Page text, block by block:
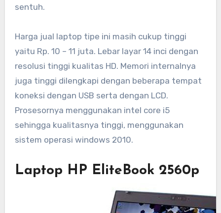
sentuh.
Harga jual laptop tipe ini masih cukup tinggi
yaitu Rp. 10 – 11 juta. Lebar layar 14 inci dengan
resolusi tinggi kualitas HD. Memori internalnya
juga tinggi dilengkapi dengan beberapa tempat
koneksi dengan USB serta dengan LCD.
Prosesornya menggunakan intel core i5
sehingga kualitasnya tinggi, menggunakan
sistem operasi windows 2010.
Laptop HP EliteBook 2560p